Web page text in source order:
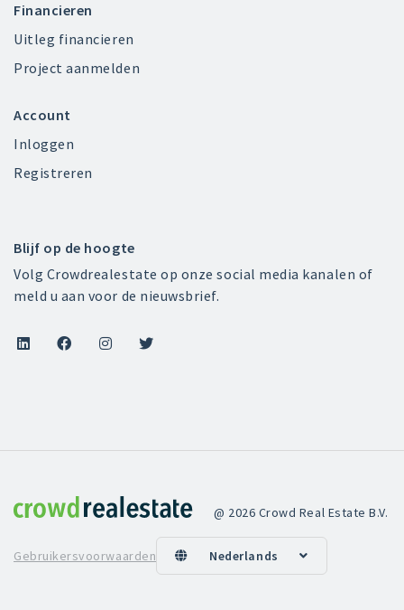
Financieren
Uitleg financieren
Project aanmelden
Account
Inloggen
Registreren
Blijf op de hoogte
Volg Crowdrealestate op onze social media kanalen of
meld u aan voor de nieuwsbrief.
   
Crowdrealestate
@ 2026 Crowd Real Estate B.V.
Gebruikersvoorwaarden  Nederlands 